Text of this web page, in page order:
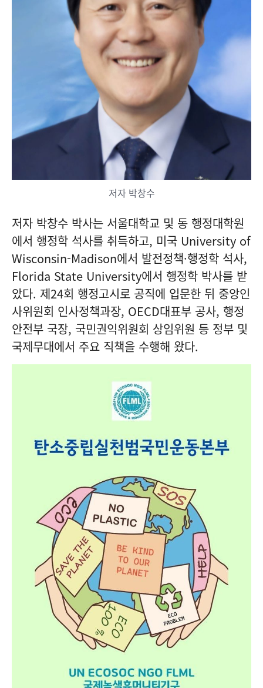
저자 박창수
저자 박창수 박사는 서울대학교 및 동 행정대학원
에서 행정학 석사를 취득하고, 미국 University of
Wisconsin-Madison에서 발전정책·행정학 석사,
Florida State University에서 행정학 박사를 받
았다. 제24회 행정고시로 공직에 입문한 뒤 중앙인
사위원회 인사정책과장, OECD대표부 공사, 행정
안전부 국장, 국민권익위원회 상임위원 등 정부 및
국제무대에서 주요 직책을 수행해 왔다.